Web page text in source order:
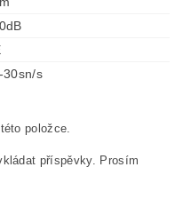
30sn/s
položce.
příspěvky. Prosím